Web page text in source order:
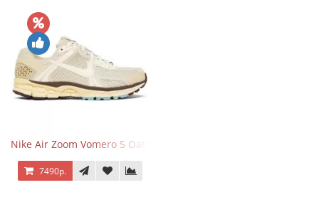
Nike Air Zoom Vomero 5 Oatmeal
7490р.